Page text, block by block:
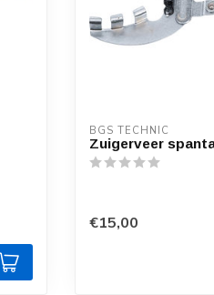
BGS TECHNIC
Zuigerveer
€15,00